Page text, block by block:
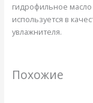
гидрофильное
используется в
увлажнителя.
Похожие